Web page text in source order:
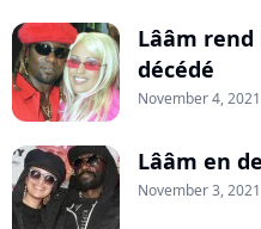
Lââm
décédé
November 4, 2021
Lââm en
November 3, 2021